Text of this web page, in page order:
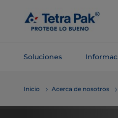
contenido
principal
Soluciones
navegación
Inicio Acerca de nosotros